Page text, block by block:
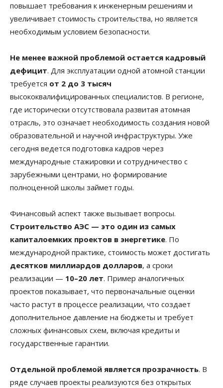
повышает требования к инженерным решениям и
увеличивает стоимость строительства, но является
необходимым условием безопасности.
Не менее важной проблемой остается кадровый
дефицит. Для эксплуатации одной атомной станции
требуется от 2 до 3 тысяч
высококвалифицированных специалистов. В регионе,
где исторически отсутствовала развитая атомная
отрасль, это означает необходимость создания новой
образовательной и научной инфраструктуры. Уже
сегодня ведется подготовка кадров через
международные стажировки и сотрудничество с
зарубежными центрами, но формирование
полноценной школы займет годы.
Финансовый аспект также вызывает вопросы.
Строительство АЭС — это один из самых
капиталоемких проектов в энергетике. По
международной практике, стоимость может достигать
десятков миллиардов долларов, а сроки
реализации — 10–20 лет. Пример аналогичных
проектов показывает, что первоначальные оценки
часто растут в процессе реализации, что создает
дополнительное давление на бюджеты и требует
сложных финансовых схем, включая кредиты и
государственные гарантии.
Отдельной проблемой является прозрачность. В
ряде случаев проекты реализуются без открытых